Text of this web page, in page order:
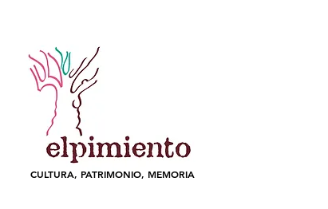
CULTURA, PATRIMONIO, MEMORIA